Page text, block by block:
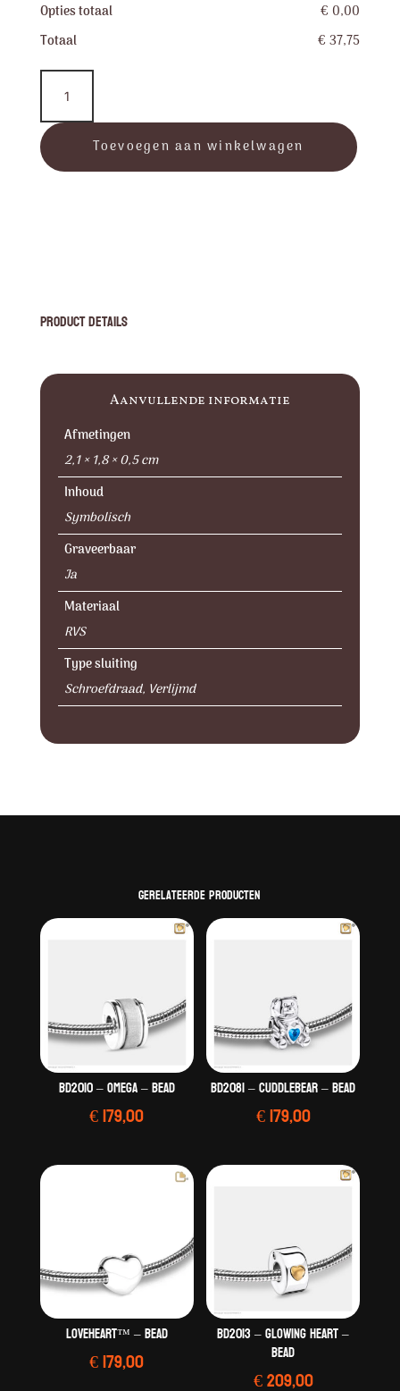
Opties totaal
€ 0,00
Totaal
€ 37,75
RVS
Hartje
met
roze
steentjes
Toevoegen aan winkelwagen
Product Details
Aanvullende informatie
Afmetingen
2,1 × 1,8 × 0,5 cm
Inhoud
Symbolisch
Graveerbaar
Ja
Materiaal
RVS
Type sluiting
Schroefdraad, Verlijmd
Gerelateerde producten
BD2010 – Omega – Bead
€179,00
BD2081 – CuddleBear – Bead
€179,00
LoveHeart™ – Bead
€179,00
BD2013 – Glowing Heart –
Bead
€209,00